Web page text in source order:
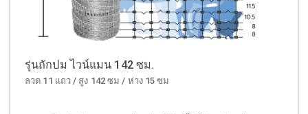
รุ่นถักปม ไวน์แมน 142 ซม.
ลวด 11 แถว / สูง 142 ซม / ห่าง 15 ซม